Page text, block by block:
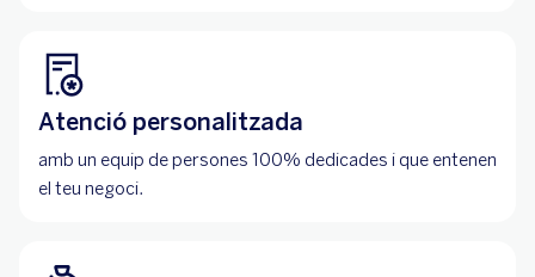
Atenció personalitzada
amb un equip de persones 100% dedicades i que entenen
el teu negoci.